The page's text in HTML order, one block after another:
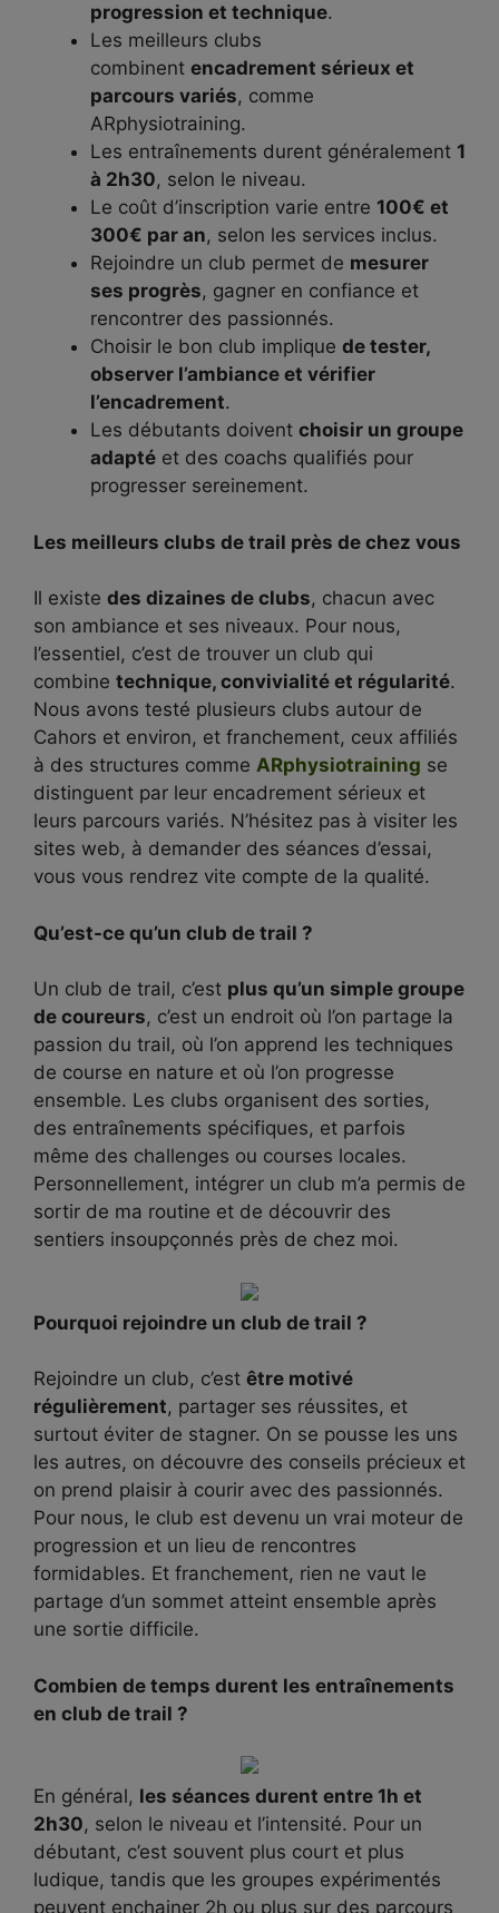
progression et technique.
Les meilleurs clubs
combinent encadrement sérieux et
parcours variés, comme
ARphysiotraining.
Les entraînements durent généralement 1
à 2h30, selon le niveau.
Le coût d’inscription varie entre 100€ et
300€ par an, selon les services inclus.
Rejoindre un club permet de mesurer
ses progrès, gagner en confiance et
rencontrer des passionnés.
Choisir le bon club implique de tester,
observer l’ambiance et vérifier
l’encadrement.
Les débutants doivent choisir un groupe
adapté et des coachs qualifiés pour
progresser sereinement.
Les meilleurs clubs de trail près de chez vous
Il existe des dizaines de clubs, chacun avec
son ambiance et ses niveaux. Pour nous,
l’essentiel, c’est de trouver un club qui
combine technique, convivialité et régularité.
Nous avons testé plusieurs clubs autour de
Cahors et environ, et franchement, ceux affiliés
à des structures comme ARphysiotraining se
distinguent par leur encadrement sérieux et
leurs parcours variés. N’hésitez pas à visiter les
sites web, à demander des séances d’essai,
vous vous rendrez vite compte de la qualité.
Qu’est-ce qu’un club de trail ?
Un club de trail, c’est plus qu’un simple groupe
de coureurs, c’est un endroit où l’on partage la
passion du trail, où l’on apprend les techniques
de course en nature et où l’on progresse
ensemble. Les clubs organisent des sorties,
des entraînements spécifiques, et parfois
même des challenges ou courses locales.
Personnellement, intégrer un club m’a permis de
sortir de ma routine et de découvrir des
sentiers insoupçonnés près de chez moi.
Pourquoi rejoindre un club de trail ?
Rejoindre un club, c’est être motivé
régulièrement, partager ses réussites, et
surtout éviter de stagner. On se pousse les uns
les autres, on découvre des conseils précieux et
on prend plaisir à courir avec des passionnés.
Pour nous, le club est devenu un vrai moteur de
progression et un lieu de rencontres
formidables. Et franchement, rien ne vaut le
partage d’un sommet atteint ensemble après
une sortie difficile.
Combien de temps durent les entraînements
en club de trail ?
En général, les séances durent entre 1h et
2h30, selon le niveau et l’intensité. Pour un
débutant, c’est souvent plus court et plus
ludique, tandis que les groupes expérimentés
peuvent enchainer 2h ou plus sur des parcours